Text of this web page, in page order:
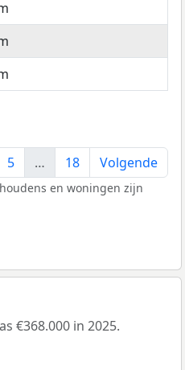
5 … 18 Volgende
en woningen zijn
€368.000 in 2025.